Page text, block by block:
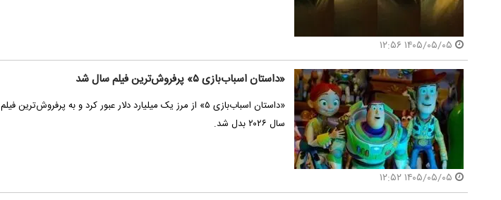
«داستان اسباب‌بازی ۵» پرفروش‌ترین فیلم سال شد
«داستان اسباب‌بازی ۵» از مرز یک میلیارد دلار عبور کرد و به پرفروش‌ترین فیلم
سال ۲۰۲۶ بدل شد.